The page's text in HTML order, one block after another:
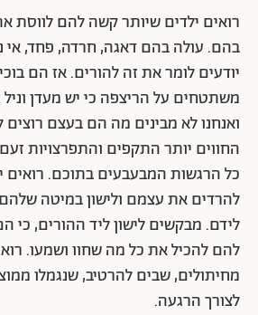
רואים ילדים שיותר קשה להם לווסת
בהם. עולה בהם דאגה, חרדה, פחד, אי
יודעים לומר את זה להורים. אז הם
משתטחים על הריצפה כי יש מעדן וניל
ואנחנו לא מבינים מה הם בעצם רוצים
החווים יותר התקפים והתפרצויות
כל הרגשות המבעבעים בתוכם. רואים
להרדים את עצמם ולישון במיטה
לידם. מבקשים לישון ליד ההורים, כי
להם להכיל את כל מה שחוו ושמעו.
מחיתולים, שבים להרטיב, שנגמלו
לצורך הרגעה.